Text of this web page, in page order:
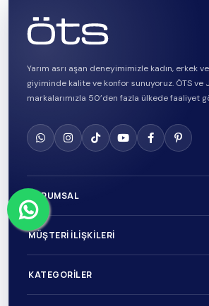
Yarım asrı aşan deneyimimizle kadın, erkek
giyiminde kalite ve konfor sunuyoruz. ÖTS ve
markalarımızla 50’den fazla ülkede faaliyet
KURUMSAL
MÜŞTERI İLIŞKILERI
KATEGORILER